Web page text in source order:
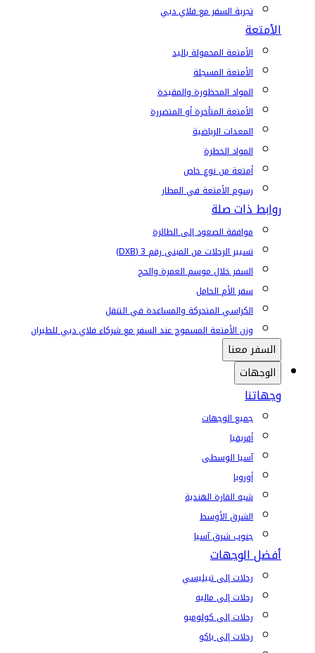
تجربة السفر مع فلاي دبي
الأمتعة
الأمتعة المحمولة باليد
الأمتعة المسجلة
المواد المحظورة والمقيدة
الأمتعة المتأخرة أو المتضررة
المعدات الرياضية
المواد الخطرة
أمتعة من نوع خاص
رسوم الأمتعة في المطار
روابط ذات صلة
موافقة الصعود إلى الطائرة
تسيير الرحلات من المبنى رقم 3 (DXB)
السفر خلال موسم العمرة والحج
سفر الأم الحامل
الكراسي المتحركة والمساعدة في التنقل
وزن الأمتعة المسموح عند السفر مع شركاء فلاي دبي للطيران
السفر معنا
الوجهات
وجهاتنا
جميع الوجهات
أفريقيا
آسيا الوسطى
أوروبا
شبه القارة الهندية
الشرق الأوسط
جنوب شرق آسيا
أفضل الوجهات
رحلات إلى تبيليسي
رحلات إلى ماليه
رحلات إلى كولومبو
رحلات إلى باكو